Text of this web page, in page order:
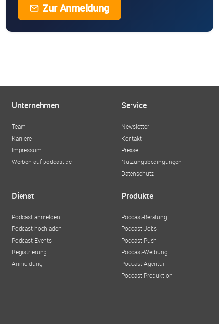
Zur Anmeldung
Unternehmen
Team
Karriere
Impressum
Werben auf podcast.de
Service
Newsletter
Kontakt
Presse
Nutzungsbedingungen
Datenschutz
Dienst
Podcast anmelden
Podcast hochladen
Podcast-Events
Registrierung
Anmeldung
Produkte
Podcast-Beratung
Podcast-Jobs
Podcast-Push
Podcast-Werbung
Podcast-Agentur
Podcast-Produktion